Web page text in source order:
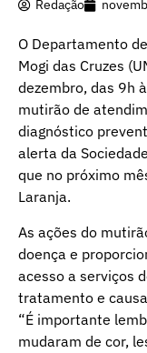
Redação
O Departamento
Mogi das Cruzes
dezembro, das 9h
mutirão de
diagnóstico
alerta da
que no próximo
Laranja.
As ações do
doença e
acesso a serviços
tratamento e
“É importante
mudaram de cor,